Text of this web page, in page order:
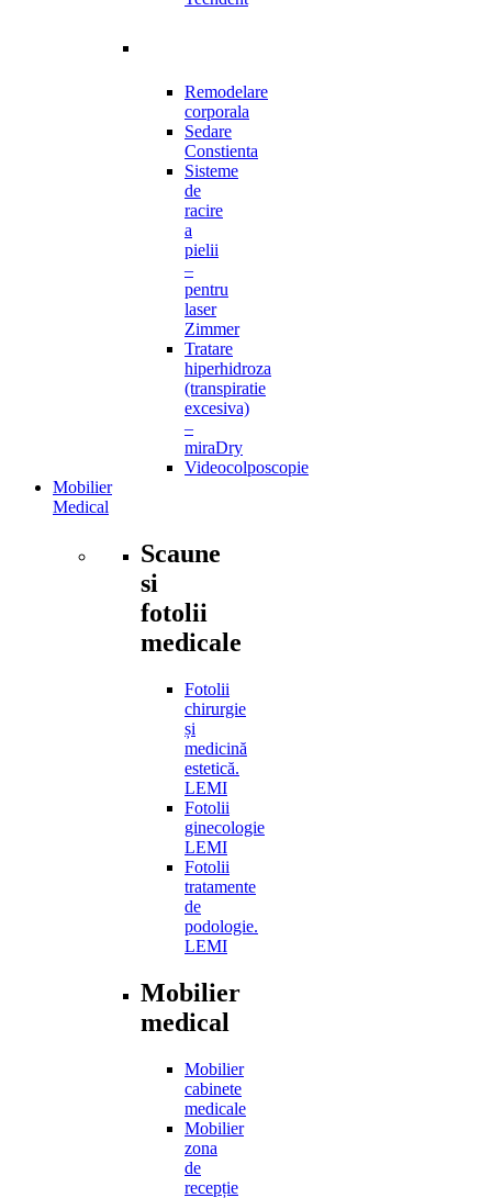
Remodelare
corporala
Sedare
Constienta
Sisteme
de
racire
a
pielii
–
pentru
laser
Zimmer
Tratare
hiperhidroza
(transpiratie
excesiva)
–
miraDry
Videocolposcopie
Mobilier
Medical
Scaune
si
fotolii
medicale
Fotolii
chirurgie
și
medicină
estetică.
LEMI
Fotolii
ginecologie
LEMI
Fotolii
tratamente
de
podologie.
LEMI
Mobilier
medical
Mobilier
cabinete
medicale
Mobilier
zona
de
recepție